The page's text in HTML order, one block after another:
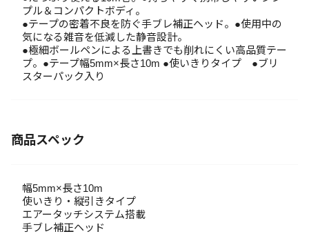
プル＆コンパクトボディ。
●テープの密着不良を防ぐ手ブレ補正ヘッド。●使用中の
気になる雑音を低減した静音設計。
●極細ボールペンによる上書きでも削れにくい高品質テー
プ。●テープ幅5mm×長さ10m ●使いきりタイプ ●ブリ
スターパック入り
商品スペック
幅5mm×長さ10m
使いきり・縦引きタイプ
エアータッチシステム搭載
手ブレ補正ヘッド